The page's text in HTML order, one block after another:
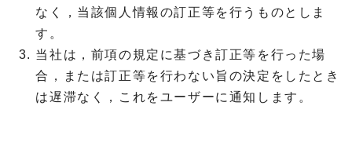
なく，当該個人情報の訂正等を行うものとしま
す。
当社は，前項の規定に基づき訂正等を行った場
合，または訂正等を行わない旨の決定をしたとき
は遅滞なく，これをユーザーに通知します。